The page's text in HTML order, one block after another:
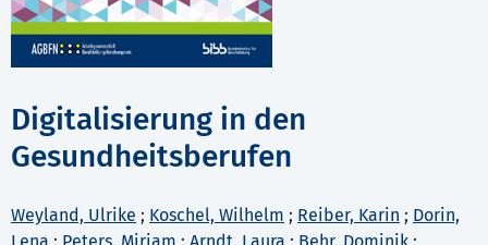
Digitalisierung in den
Gesundheitsberufen
Weyland, Ulrike ; Koschel, Wilhelm ; Reiber, Karin ; Dorin,